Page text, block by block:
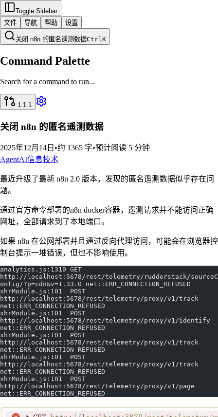
Toggle Sidebar
文件
导航 帮助 设置
关闭 n8n 的匿名遥测数据CtrlK
Command Palette
Search for a command to run...
1.1.1
关闭 n8n 的匿名遥测数据
2025年12月14日 •约 1365 字•预计阅读 5 分钟
AgentAI信息技术
最近升级了最新 n8n 2.0 版本，发现的匿名遥测数据似乎存在问
题。
通过官方命令部署的n8n docker容器，遥测请求并不能访问正确
网址，全部请求到了本地端口。
如果 n8n 在公网部署并且通过反向代理访问，可能会在浏览器控
制台提示一堆错误，但也不影响使用。
analytics.js:1310 GET
http://localhost:5678/rest/telemetry/rudderstack/sourceC
onfig/?p=cdn&v=1.33.0 net::ERR_CONNECTION_REFUSED
xhrModule.js:101  POST
http://localhost:5678/rest/telemetry/proxy/v1/track
net::ERR_CONNECTION_REFUSED
xhrModule.js:101  POST
http://localhost:5678/rest/telemetry/proxy/v1/identify
net::ERR_CONNECTION_REFUSED
xhrModule.js:101  POST
http://localhost:5678/rest/telemetry/proxy/v1/track
net::ERR_CONNECTION_REFUSED
xhrModule.js:101  POST
http://localhost:5678/rest/telemetry/proxy/v1/track
net::ERR_CONNECTION_REFUSED
xhrModule.js:101  POST
http://localhost:5678/rest/telemetry/proxy/v1/page
net::ERR_CONNECTION_REFUSED